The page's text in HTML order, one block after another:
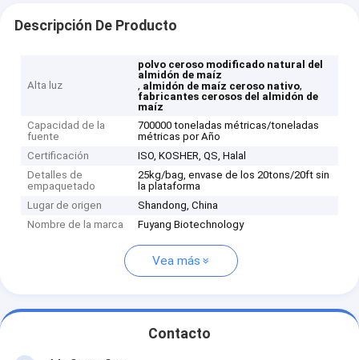
Descripción De Producto
Alta luz
polvo ceroso modificado natural del
almidón de maíz
, almidón de maíz ceroso nativo,
fabricantes cerosos del almidón de
maíz
Capacidad de la
fuente
700000 toneladas métricas/toneladas
métricas por Año
Certificación
ISO, KOSHER, QS, Halal
Detalles de
empaquetado
25kg/bag, envase de los 20tons/20ft sin
la plataforma
Lugar de origen
Shandong, China
Nombre de la marca
Fuyang Biotechnology
Vea más
Contacto